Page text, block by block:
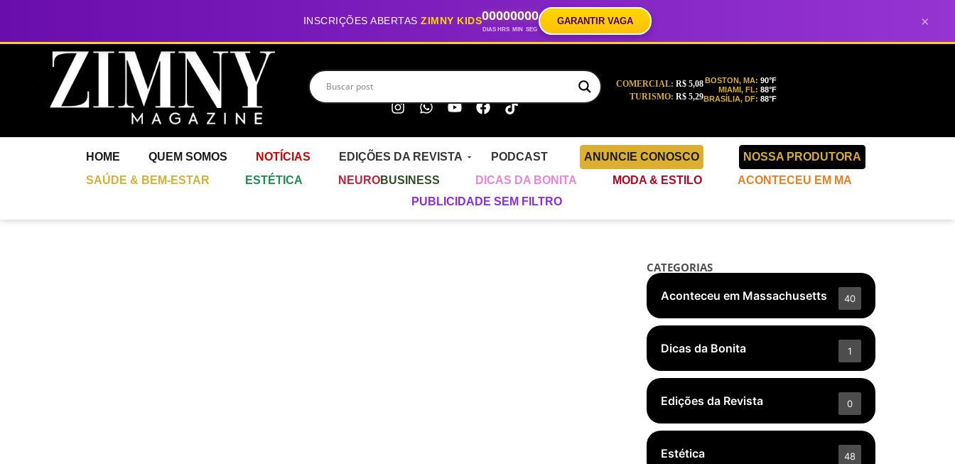
INSCRIÇÕES ABERTASZIMNY KIDS00
DIAS
00
HRS
00
MIN
00
SEG
GARANTIR VAGA ×
COMERCIAL: R$ 5,08
TURISMO: R$ 5,29
BOSTON, MA: 90°F
MIAMI, FL: 88°F
BRASÍLIA, DF: 88°F
HOME QUEM SOMOS NOTÍCIAS EDIÇÕES DA REVISTA PODCAST ANUNCIE CONOSCO
NOSSA PRODUTORA
SAÚDE & BEM-ESTAR
ESTÉTICA NEUROBUSINESS DICAS DA BONITA MODA & ESTILO
ACONTECEU EM MA
PUBLICIDADE SEM FILTRO
CATEGORIAS
Aconteceu em Massachusetts
40
Dicas da Bonita 1
Edições da Revista 0
Estética 48